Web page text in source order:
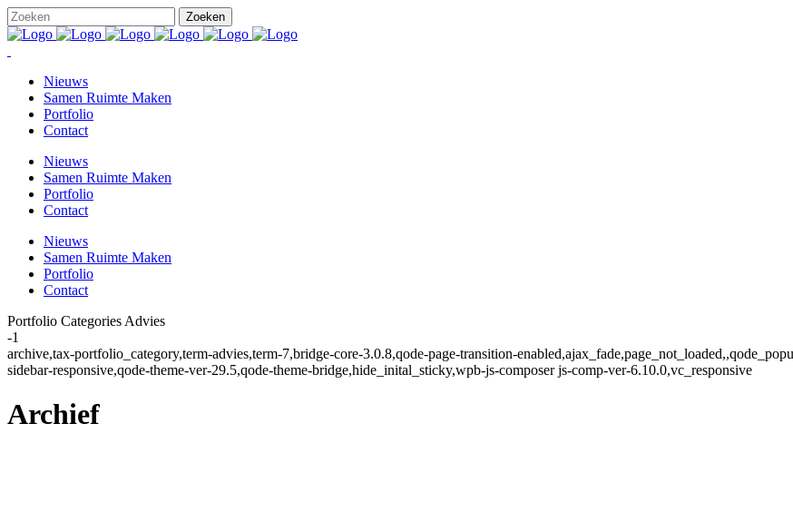
Nieuws
Samen Ruimte Maken
Portfolio
Contact
Nieuws
Samen Ruimte Maken
Portfolio
Contact
Nieuws
Samen Ruimte Maken
Portfolio
Contact
Portfolio Categories Advies
-1
archive,tax-portfolio_category,term-advies,term-7,bridge-core-3.0.8,qode-page-transition-
sidebar-responsive,qode-theme-ver-29.5,qode-theme-bridge,hide_inital_sticky,wpb-js-composer js-comp-ver-6.10.0,vc_responsive
Archief